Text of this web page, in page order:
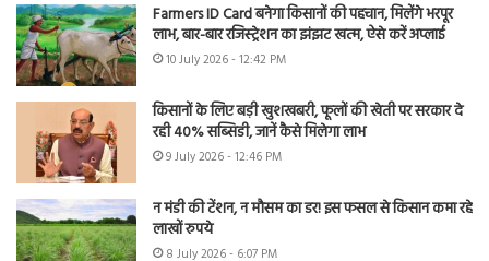
Farmers ID Card बनेगा किसानों की पहचान, मिलेंगे भरपूर
लाभ, बार-बार रजिस्ट्रेशन का झंझट खत्म, ऐसे करें अप्लाई
10 July 2026 - 12:42 PM
किसानों के लिए बड़ी खुशखबरी, फूलों की खेती पर सरकार दे
रही 40% सब्सिडी, जानें कैसे मिलेगा लाभ
9 July 2026 - 12:46 PM
न मंडी की टेंशन, न मौसम का डर! इस फसल से किसान कमा रहे
लाखों रुपये
8 July 2026 - 6:07 PM